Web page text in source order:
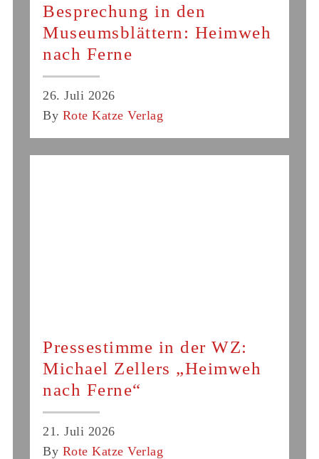
Besprechung in den
Museumsblättern: Heimweh
nach Ferne
26. Juli 2026
By Rote Katze Verlag
Pressestimme in der WZ:
Michael Zellers „Heimweh
nach Ferne“
21. Juli 2026
By Rote Katze Verlag